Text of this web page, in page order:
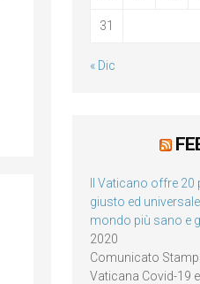
31
« Dic
Il Vaticano offre
giusto ed
mondo più sano e
2020
Comunicato
Vaticana Covid-19